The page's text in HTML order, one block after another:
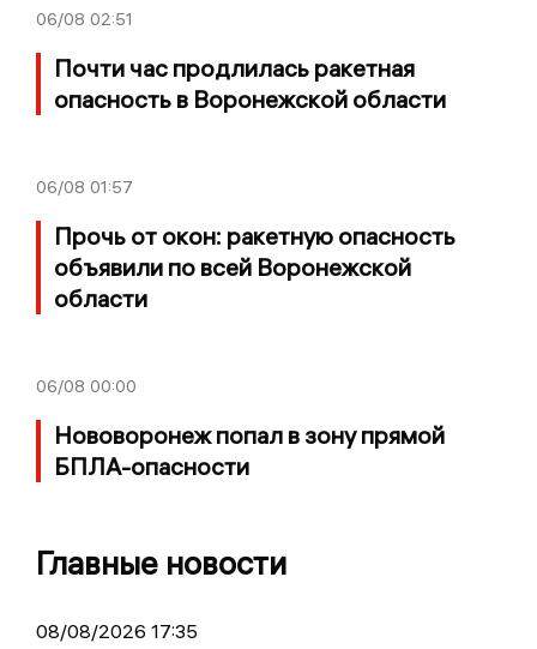
06/08 02:51
Почти час продлилась ракетная
опасность в Воронежской области
06/08 01:57
Прочь от окон: ракетную опасность
объявили по всей Воронежской
области
06/08 00:00
Нововоронеж попал в зону прямой
БПЛА-опасности
Главные новости
08/08/2026 17:35